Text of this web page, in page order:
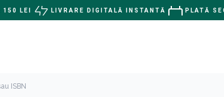
LEI LIVRARE DIGITALĂ INSTANTĂ PLATĂ